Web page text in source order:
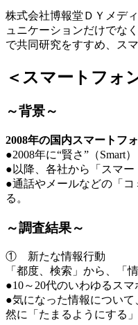
株式会社博報堂ＤＹメデ
ュニケーションだけでな
で共同研究をすすめ、ス
＜スマートフォ
～背景～
2008年の国内スマートフ
●2008年に“賢さ”（Smart
●以降、各社から「スマー
●通話やメールなどの「
る。
～調査結果～
① 新たな情報行動
「都度、検索」から、「
●10～20代のいわゆるス
●気になった情報について
然に「たまるようにする